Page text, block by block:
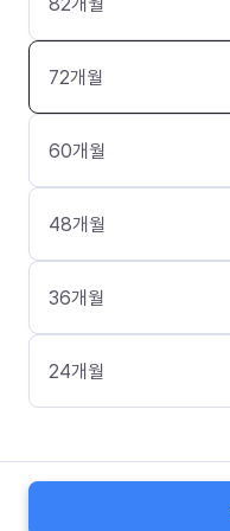
72개월
60개월
48개월
36개월
24개월